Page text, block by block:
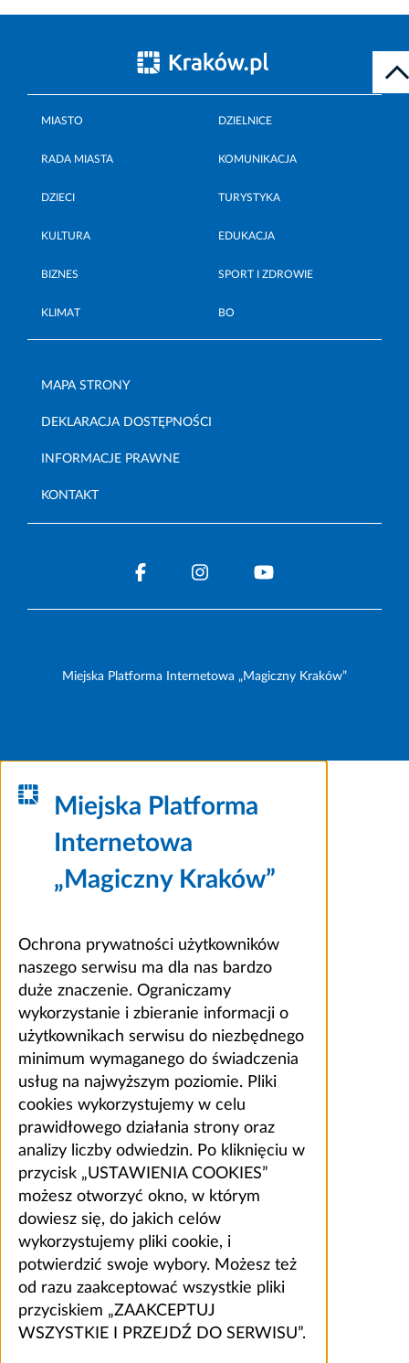
MIASTO DZIELNICE
RADA MIASTA KOMUNIKACJA
DZIECI TURYSTYKA
KULTURA EDUKACJA
BIZNES SPORT I ZDROWIE
KLIMAT BO
MAPA STRONY
DEKLARACJA DOSTĘPNOŚCI
INFORMACJE PRAWNE
KONTAKT
Miejska Platforma Internetowa „Magiczny Kraków”
Miejska Platforma
Internetowa
„Magiczny Kraków”
Ochrona prywatności użytkowników
naszego serwisu ma dla nas bardzo
duże znaczenie. Ograniczamy
wykorzystanie i zbieranie informacji o
użytkownikach serwisu do niezbędnego
minimum wymaganego do świadczenia
usług na najwyższym poziomie. Pliki
cookies wykorzystujemy w celu
prawidłowego działania strony oraz
analizy liczby odwiedzin. Po kliknięciu w
przycisk „USTAWIENIA COOKIES”
możesz otworzyć okno, w którym
dowiesz się, do jakich celów
wykorzystujemy pliki cookie, i
potwierdzić swoje wybory. Możesz też
od razu zaakceptować wszystkie pliki
przyciskiem „ZAAKCEPTUJ
WSZYSTKIE I PRZEJDŹ DO SERWISU”.